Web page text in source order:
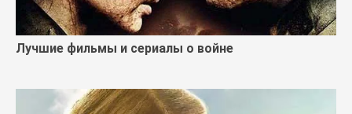
Лучшие фильмы и сериалы о войне